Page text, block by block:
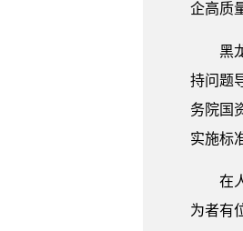
企高质
黑
持问题
务院国
实施标
在
为者有